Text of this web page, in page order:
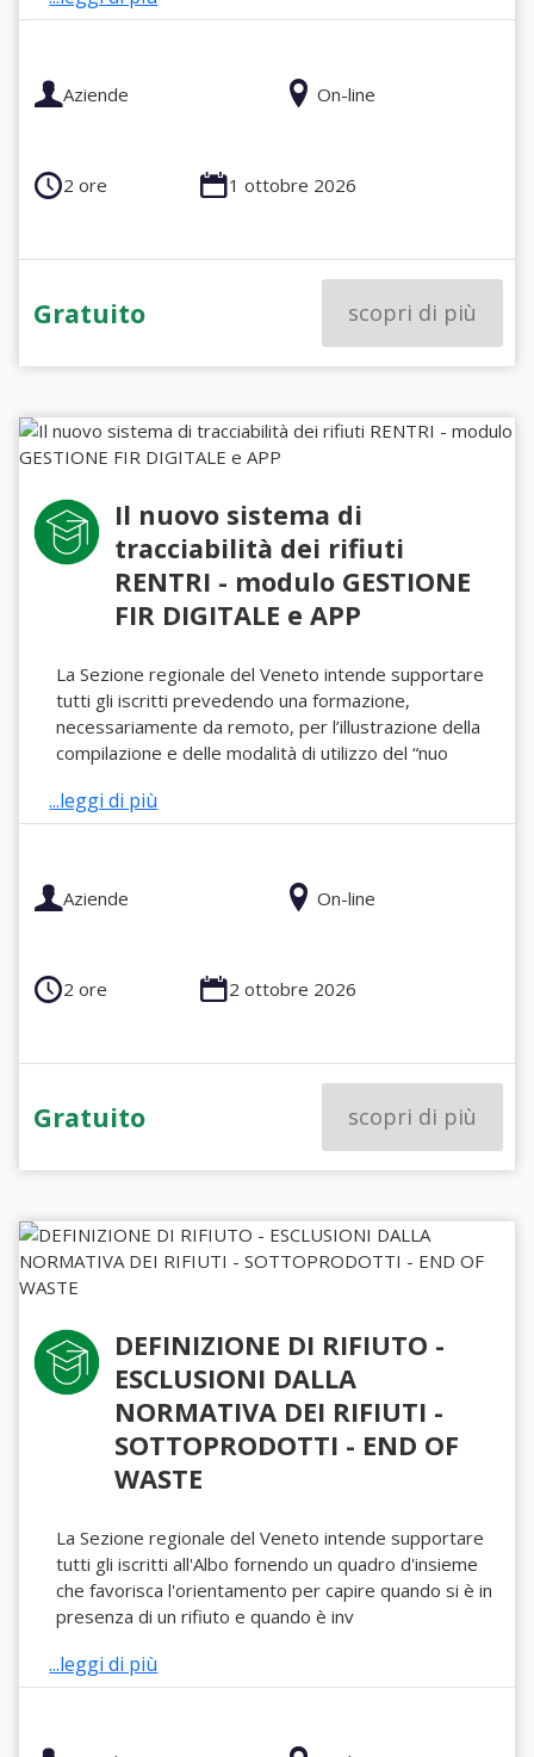
Aziende On-line
2 ore 1 ottobre 2026
Gratuito scopri di più
Il nuovo sistema di
tracciabilità dei rifiuti
RENTRI - modulo GESTIONE
FIR DIGITALE e APP
La Sezione regionale del Veneto intende supportare
tutti gli iscritti prevedendo una formazione,
necessariamente da remoto, per l’illustrazione della
compilazione e delle modalità di utilizzo del “nuo
...leggi di più
Aziende On-line
2 ore 2 ottobre 2026
Gratuito scopri di più
DEFINIZIONE DI RIFIUTO -
ESCLUSIONI DALLA
NORMATIVA DEI RIFIUTI -
SOTTOPRODOTTI - END OF
WASTE
La Sezione regionale del Veneto intende supportare
tutti gli iscritti all'Albo fornendo un quadro d'insieme
che favorisca l'orientamento per capire quando si è in
presenza di un rifiuto e quando è inv
...leggi di più